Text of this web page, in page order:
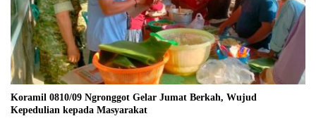
Koramil 0810/09 Ngronggot Gelar Jumat Berkah, Wujud
Kepedulian kepada Masyarakat